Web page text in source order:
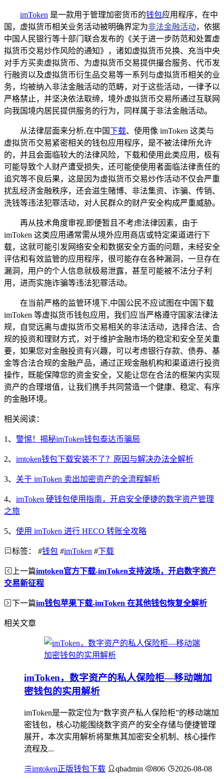
imToken 是一款用于管理加密货币的钱包应用程序，在中
国，虚拟货币相关业务活动被明确界定为非法金融活动，依据
中国人民银行等十部门联合发布的《关于进一步防范和处置虚
拟货币交易炒作风险的通知》，诸如虚拟货币兑换、充当中央
对手方买卖虚拟货币、为虚拟货币交易提供撮合服务、代币发
行融资以及虚拟货币衍生品交易等一系列与虚拟货币相关的业
务，均被纳入非法金融活动的范畴，对于这些活动，一律予以
严格禁止，并坚决依法取缔，境外虚拟货币交易所通过互联网
向我国境内居民提供服务的行为，同样属于非法金融活动。
从法律层面来分析,在中国下载、使用像 imToken 这类与
虚拟货币交易紧密相关的钱包应用程序，是不被法律所允许
的，并且会面临较大的法律风险，下载和使用此类应用，极有
可能导致个人财产遭受损失，还可能使使用者面临法律责任的
追究等不良后果，这是因为虚拟货币交易炒作活动不仅会严重
扰乱经济金融秩序，还会滋生赌博、非法集资、诈骗、传销、
洗钱等违法犯罪活动，对人民群众的财产安全构成严重威胁。
再从技术角度审视,即便暂且不考虑法律因素，由于
imToken 这类应用通常需从境外应用商店或特定渠道进行下
载，这就可能引发网络安全和数据安全方面的问题，未经安全
评估和有效监管的应用程序，很可能存在各种漏洞，一旦存在
漏洞，用户的个人信息就极易泄露，甚至可能被不法分子利
用，进而实施诈骗等违法犯罪活动。
在当前严格的监管环境下,中国公民不应试图在中国下载
imToken 等虚拟货币钱包应用，我们应当严格遵守国家法律法
规，自觉远离与虚拟货币交易相关的非法活动，选择合法、合
规的投资和理财方式，对于维护金融市场的稳定和安全至关重
要，如果您对金融投资有兴趣，可以考虑银行存款、债券、基
金等合法合规的金融产品，通过正规金融机构和渠道进行投资
操作，既能保障您的资金安全，又能让您在合法的框架内实现
资产的合理增值，让我们携手共同营造一个健康、稳定、有序
的金融环境。
相关阅读：
1、 警惕！揭秘imToken钱包泰达币骗局
2、 imtoken钱包下载安装不了？原因与解决办法全解析
3、 关于 imToken 卖出加密资产的全流程解析
4、 imToken 硬钱包使用指南，开启安全便捷的数字资产管理
之旅
5、 使用 imToken 进行 HECO 转账全攻略
标签： #钱包 #imToken #下载
上一篇imtoken官方下载-imToken支持波场，开启数字资产
交易新征程
下一篇im钱包苹果下载-imToken 在其他钱包恢复全解析
相关文章
imToken，数字资产的私人保险柜—移动端加
密钱包的实用解析
imToken是一款定位为“数字资产私人保险柜”的移动端加
密钱包，核心功能围绕数字资产的安全存储与便捷管理
展开，本次实用解析将聚焦其加密安全机制、核心操作
流程及...
imtoken正版钱包下载 qbadmin 806 2026-08-08